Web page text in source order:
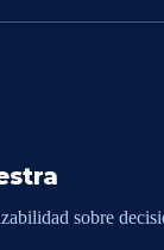
sobre